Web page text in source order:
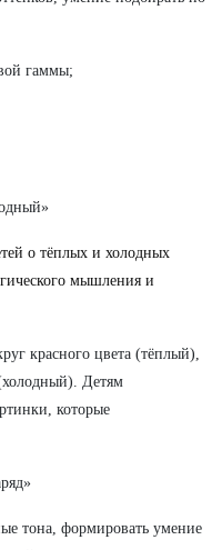
гаммы;
о тёплых и холодных
мышления и
красного цвета (тёплый),
Детям
которые
тона, формировать умение